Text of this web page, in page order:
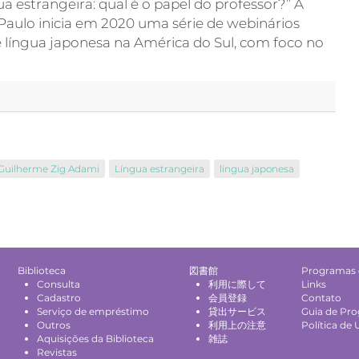
estrangeira: qual é o papel do professor?” A
inicia em 2020 uma série de webinários
japonesa na América do Sul, com foco no
Zig Adami Língua estrangeira
língua japonesa
Biblioteca
Consulta
Cadastro
Serviço de empréstimo
Outros
Aquisições da Biblioteca
Revistas
図書館
利用に際して
会員登録
貸出サービス
利用上の注意
雑誌
Programas
Links
Contato
Guia de
Política de